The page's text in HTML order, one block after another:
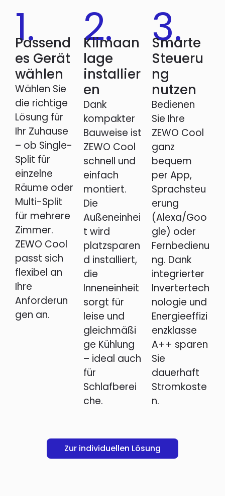
1.
Passend
es Gerät
wählen
Wählen Sie
die richtige
Lösung für
Ihr Zuhause
– ob Single-
Split für
einzelne
Räume oder
Multi-Split
für mehrere
Zimmer.
ZEWO Cool
passt sich
flexibel an
Ihre
Anforderun
gen an.
2.
Klimaan
lage
installier
en
Dank
kompakter
Bauweise ist
ZEWO Cool
schnell und
einfach
montiert.
Die
Außeneinhei
t wird
platzsparen
d installiert,
die
Inneneinheit
sorgt für
leise und
gleichmäßi
ge Kühlung
– ideal auch
für
Schlafberei
che.
3.
Smarte
Steueru
ng
nutzen
Bedienen
Sie Ihre
ZEWO Cool
ganz
bequem
per App,
Sprachsteu
erung
(Alexa/Goo
gle) oder
Fernbedienu
ng. Dank
integrierter
Invertertech
nologie und
Energieeffizi
enzklasse
A++ sparen
Sie
dauerhaft
Stromkoste
n.
Zur individuellen Lösung